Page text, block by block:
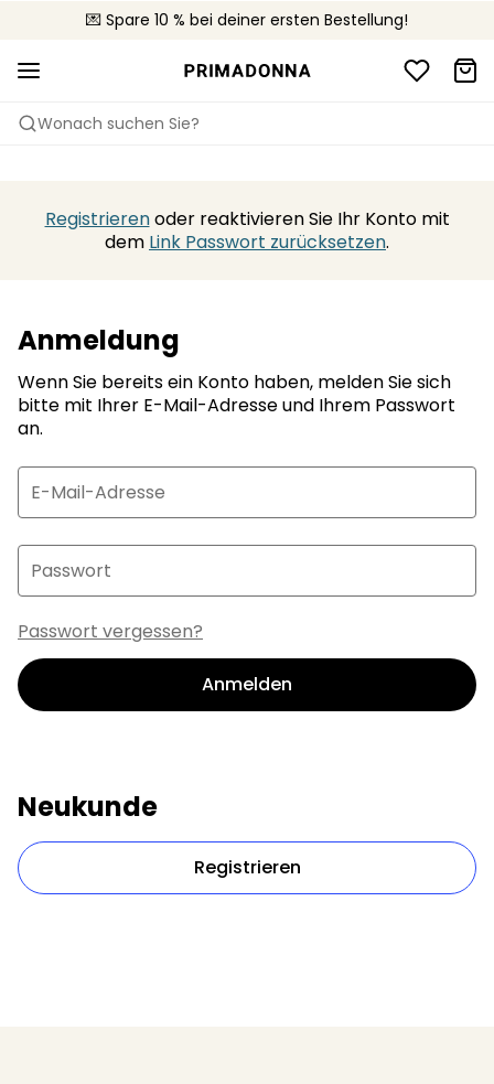
💌 Spare 10 % bei deiner ersten Bestellung!
🚚 Kostenloser Versand bei Bestellungen über CHF 150
📦 Kostenlose Rücksendungen
Wonach suchen Sie?
Registrierenoder reaktivieren Sie Ihr Konto mit
dem Link Passwort zurücksetzen.
Anmeldung
Wenn Sie bereits ein Konto haben, melden Sie sich
bitte mit Ihrer E-Mail-Adresse und Ihrem Passwort
an.
E-Mail-Adresse
Passwort
Passwort vergessen?
Anmelden
Neukunde
Registrieren